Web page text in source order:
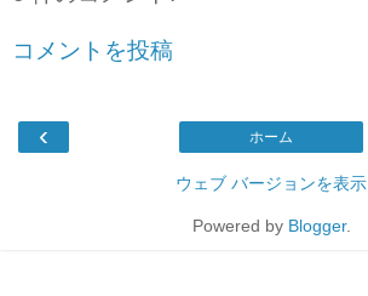
コメントを投稿
‹ ホーム
ウェブ バージョンを表示
Powered by Blogger.